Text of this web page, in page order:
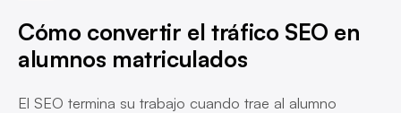
Cómo convertir el tráfico SEO en
alumnos matriculados
El SEO termina su trabajo cuando trae al alumno